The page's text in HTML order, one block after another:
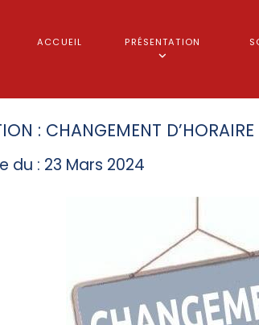
ACCUEIL PRÉSENTATION
: CHANGEMENT
du : 23 Mars 2024